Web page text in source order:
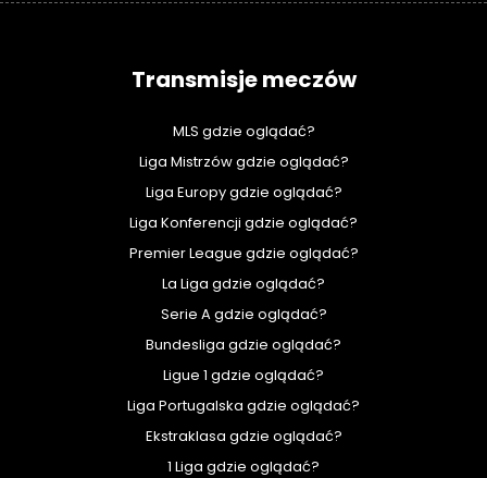
Transmisje meczów
MLS gdzie oglądać?
Liga Mistrzów gdzie oglądać?
Liga Europy gdzie oglądać?
Liga Konferencji gdzie oglądać?
Premier League gdzie oglądać?
La Liga gdzie oglądać?
Serie A gdzie oglądać?
Bundesliga gdzie oglądać?
Ligue 1 gdzie oglądać?
Liga Portugalska gdzie oglądać?
Ekstraklasa gdzie oglądać?
1 Liga gdzie oglądać?